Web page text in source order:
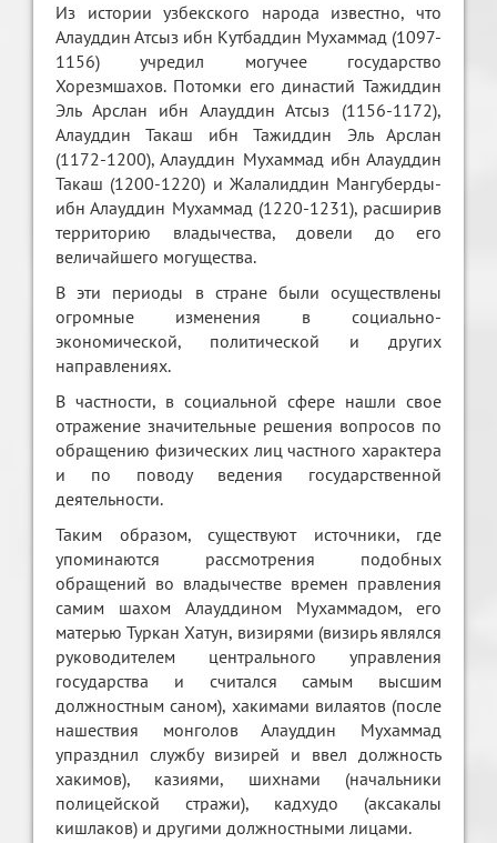
Из истории узбекского народа известно, что
Алауддин Атсыз ибн Кутбаддин Мухаммад (1097-
1156) учредил могучее государство
Хорезмшахов. Потомки его династий Тажиддин
Эль Арслан ибн Алауддин Атсыз (1156-1172),
Алауддин Такаш ибн Тажиддин Эль Арслан
(1172-1200), Алауддин Мухаммад ибн Алауддин
Такаш (1200-1220) и Жалалиддин Мангуберды-
ибн Алауддин Мухаммад (1220-1231), расширив
территорию владычества, довели до его
величайшего могущества.
В эти периоды в стране были осуществлены
огромные изменения в социально-
экономической, политической и других
направлениях.
В частности, в социальной сфере нашли свое
отражение значительные решения вопросов по
обращению физических лиц частного характера
и по поводу ведения государственной
деятельности.
Таким образом, существуют источники, где
упоминаются рассмотрения подобных
обращений во владычестве времен правления
самим шахом Алауддином Мухаммадом, его
матерью Туркан Хатун, визирями (визирь являлся
руководителем центрального управления
государства и считался самым высшим
должностным саном), хакимами вилаятов (после
нашествия монголов Алауддин Мухаммад
упразднил службу визирей и ввел должность
хакимов), казиями, шихнами (начальники
полицейской стражи), кадхудо (аксакалы
кишлаков) и другими должностными лицами.